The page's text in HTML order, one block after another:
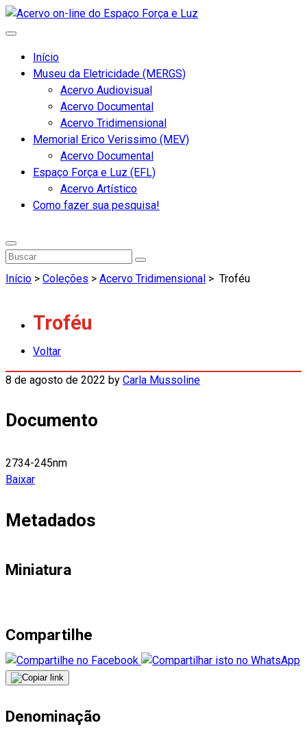
Início
Museu da Eletricidade (MERGS)
Acervo Audiovisual
Acervo Documental
Acervo Tridimensional
Memorial Erico Verissimo (MEV)
Acervo Documental
Espaço Força e Luz (EFL)
Acervo Artístico
Como fazer sua pesquisa!
Início > Coleções > Acervo Tridimensional > Troféu
Troféu
Voltar
8 de agosto de 2022 by Carla Mussoline
Documento
2734-245nm
Baixar
Metadados
Miniatura
Compartilhe
Denominação